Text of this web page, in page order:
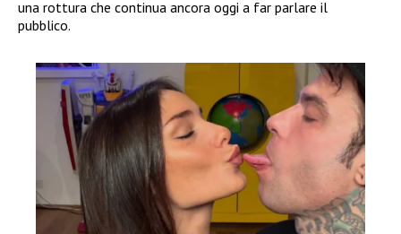
una rottura che continua ancora oggi a far parlare il
pubblico.